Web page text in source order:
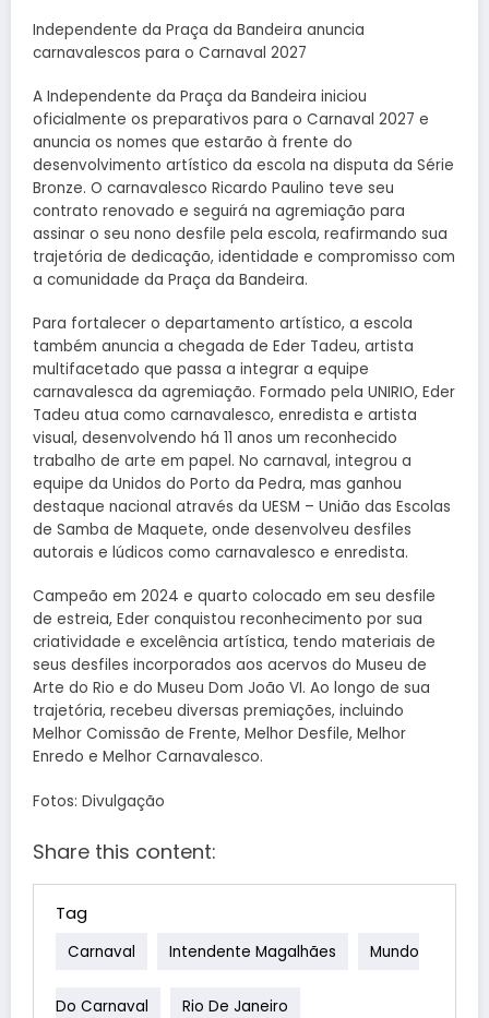
Independente da Praça da Bandeira anuncia
carnavalescos para o Carnaval 2027
A Independente da Praça da Bandeira iniciou
oficialmente os preparativos para o Carnaval 2027 e
anuncia os nomes que estarão à frente do
desenvolvimento artístico da escola na disputa da Série
Bronze. O carnavalesco Ricardo Paulino teve seu
contrato renovado e seguirá na agremiação para
assinar o seu nono desfile pela escola, reafirmando sua
trajetória de dedicação, identidade e compromisso com
a comunidade da Praça da Bandeira.
Para fortalecer o departamento artístico, a escola
também anuncia a chegada de Eder Tadeu, artista
multifacetado que passa a integrar a equipe
carnavalesca da agremiação. Formado pela UNIRIO, Eder
Tadeu atua como carnavalesco, enredista e artista
visual, desenvolvendo há 11 anos um reconhecido
trabalho de arte em papel. No carnaval, integrou a
equipe da Unidos do Porto da Pedra, mas ganhou
destaque nacional através da UESM – União das Escolas
de Samba de Maquete, onde desenvolveu desfiles
autorais e lúdicos como carnavalesco e enredista.
Campeão em 2024 e quarto colocado em seu desfile
de estreia, Eder conquistou reconhecimento por sua
criatividade e excelência artística, tendo materiais de
seus desfiles incorporados aos acervos do Museu de
Arte do Rio e do Museu Dom João VI. Ao longo de sua
trajetória, recebeu diversas premiações, incluindo
Melhor Comissão de Frente, Melhor Desfile, Melhor
Enredo e Melhor Carnavalesco.
Fotos: Divulgação
Share this content:
Tag
Carnaval Intendente Magalhães Mundo
Do Carnaval Rio De Janeiro